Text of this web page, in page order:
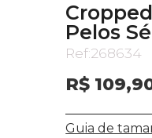
Pelos
Ref:268634
R$
Guia de